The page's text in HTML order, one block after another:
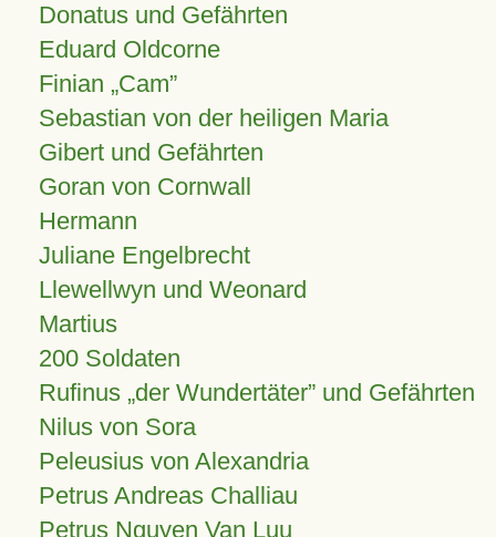
Donatus und Gefährten
Eduard Oldcorne
Finian Cam
Sebastian von der heiligen Maria
Gibert und Gefährten
Goran von Cornwall
Hermann
Juliane Engelbrecht
Llewellwyn und Weonard
Martius
200 Soldaten
Rufinus „der Wundertäter” und Gefährten
Nilus von Sora
Peleusius von Alexandria
Petrus Andreas Challiau
Petrus Nguyen Van Luu